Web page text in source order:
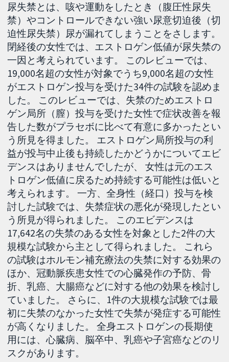
尿失禁とは、咳や運動をしたとき（腹圧性尿失
禁）やコントロールできない強い尿意切迫後（切
迫性尿失禁）尿が漏れてしまうことをさします。
閉経後の女性では、エストロゲン低値が尿失禁の
一因と考えられています。 このレビューでは、
19,000名超の女性が対象でうち9,000名超の女性
がエストロゲン投与を受けた34件の試験を認めま
した。 このレビューでは、失禁のためエストロ
ゲン局所（膣）投与を受けた女性で症状改善を報
告した数がプラセボに比べて有意に多かったとい
う所見を得ました。 エストロゲン局所投与の利
益が投与中止後も持続したかどうかについてエビ
デンスはありませんでしたが、 女性は元のエス
トロゲン低値に戻るため持続する可能性は低いと
考えられます。 一方、全身性（経口）投与を検
討した試験では、失禁症状の悪化が発現したとい
う所見が得られました。 このエビデンスは
17,642名の失禁のある女性を対象とした2件の大
規模な試験から主として得られました。 これら
の試験はホルモン補充療法の失禁に対する効果の
ほか、冠動脈疾患女性での心臓発作の予防、骨
折、乳癌、大腸癌などに対する他の効果を検討し
ていました。 さらに、1件の大規模な試験では最
初に失禁のなかった女性で失禁が発症する可能性
が高くなりました。 全身エストロゲンの長期使
用には、心臓病、脳卒中、乳癌や子宮癌などのリ
スクがあります。